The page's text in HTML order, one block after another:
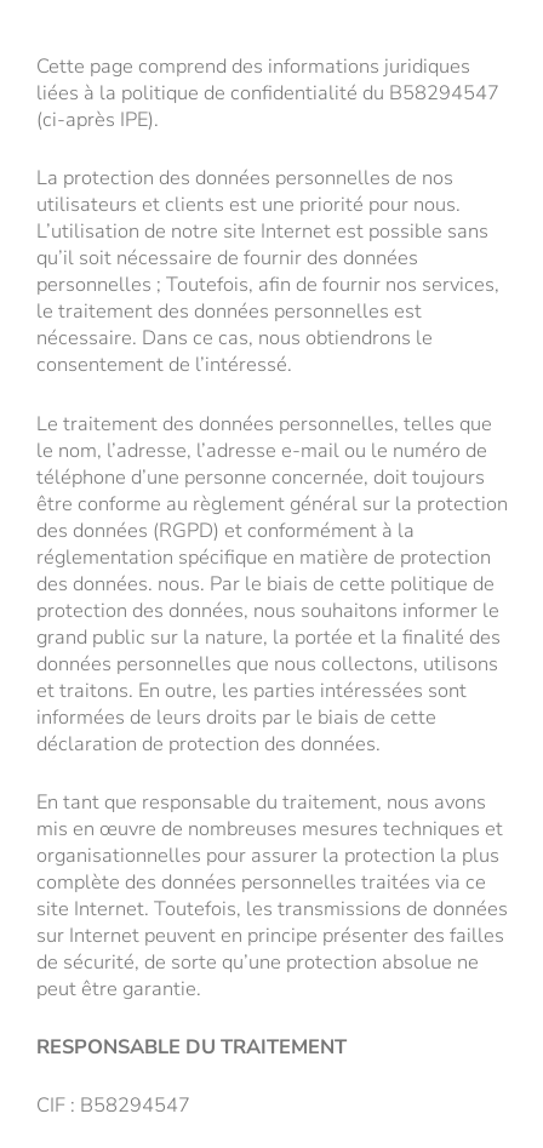
Cette page comprend des informations juridiques
liées à la politique de confidentialité du B58294547
(ci-après IPE).
La protection des données personnelles de nos
utilisateurs et clients est une priorité pour nous.
L’utilisation de notre site Internet est possible sans
qu’il soit nécessaire de fournir des données
personnelles ; Toutefois, afin de fournir nos services,
le traitement des données personnelles est
nécessaire. Dans ce cas, nous obtiendrons le
consentement de l’intéressé.
Le traitement des données personnelles, telles que
le nom, l’adresse, l’adresse e-mail ou le numéro de
téléphone d’une personne concernée, doit toujours
être conforme au règlement général sur la protection
des données (RGPD) et conformément à la
réglementation spécifique en matière de protection
des données. nous. Par le biais de cette politique de
protection des données, nous souhaitons informer le
grand public sur la nature, la portée et la finalité des
données personnelles que nous collectons, utilisons
et traitons. En outre, les parties intéressées sont
informées de leurs droits par le biais de cette
déclaration de protection des données.
En tant que responsable du traitement, nous avons
mis en œuvre de nombreuses mesures techniques et
organisationnelles pour assurer la protection la plus
complète des données personnelles traitées via ce
site Internet. Toutefois, les transmissions de données
sur Internet peuvent en principe présenter des failles
de sécurité, de sorte qu’une protection absolue ne
peut être garantie.
RESPONSABLE DU TRAITEMENT
CIF : B58294547